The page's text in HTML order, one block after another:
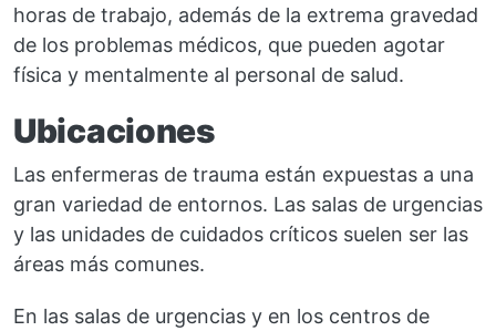
horas de trabajo, además de la extrema gravedad
de los problemas médicos, que pueden agotar
física y mentalmente al personal de salud.
Ubicaciones
Las enfermeras de trauma están expuestas a una
gran variedad de entornos. Las salas de urgencias
y las unidades de cuidados críticos suelen ser las
áreas más comunes.
En las salas de urgencias y en los centros de